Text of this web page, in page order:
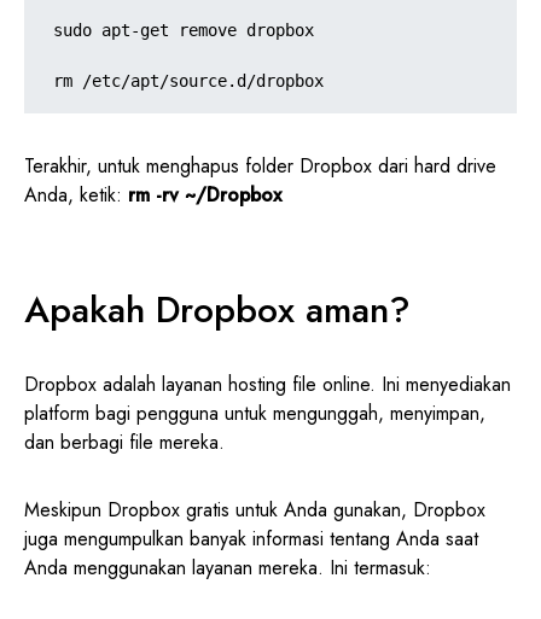
sudo apt-get remove dropbox
rm /etc/apt/source.d/dropbox
Terakhir, untuk menghapus folder Dropbox dari hard drive
Anda, ketik: rm -rv ~/Dropbox
Apakah Dropbox aman?
Dropbox adalah layanan hosting file online. Ini menyediakan
platform bagi pengguna untuk mengunggah, menyimpan,
dan berbagi file mereka.
Meskipun Dropbox gratis untuk Anda gunakan, Dropbox
juga mengumpulkan banyak informasi tentang Anda saat
Anda menggunakan layanan mereka. Ini termasuk: